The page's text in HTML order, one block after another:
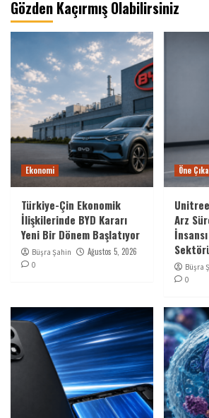
Gözden Kaçırmış Olabilirsiniz
Ekonomi
Türkiye-Çin Ekonomik
İlişkilerinde BYD Kararı
Yeni Bir Dönem Başlatıyor
Büşra Şahin Ağustos 5, 2026
0
Öne
Arz
Büşra
0